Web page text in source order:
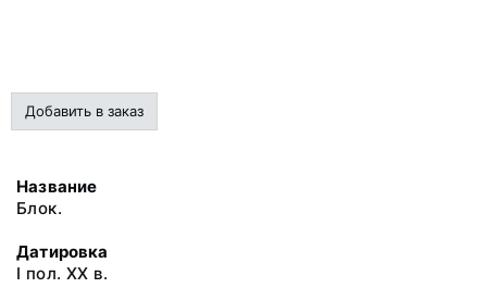
Добавить в заказ
Название
Блок.
Датировка
I пол. XX в.